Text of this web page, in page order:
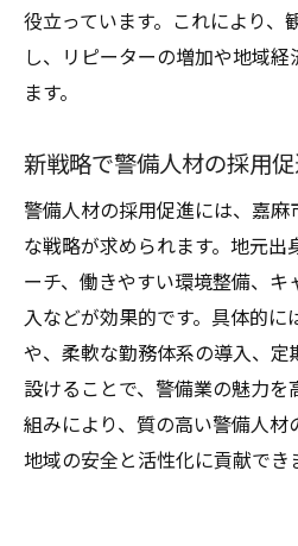
警備の新技術導入で
警備マネジメントが
役立っています。これにより、
し、リピーターの増加や地域
ます。
新戦略で警備人材の採用
警備人材の採用促進には、嘉
な戦略が求められます。地元出
ーチ、働きやすい環境整備、
入などが効果的です。具体的
や、柔軟な勤務体系の導入、
設けることで、警備業の魅力を
組みにより、質の高い警備人材
地域の安全と活性化に貢献でき